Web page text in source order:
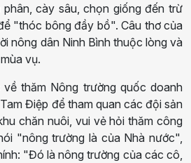
cày sâu, chọn giống đến trừ
"thóc bông đầy bồ". Câu thơ của
nông dân Ninh Bình thuộc lòng và
vụ.
thăm Nông trường quốc doanh
Điệp để tham quan các đội sản
chăn nuôi, vui vẻ hỏi thăm công
"nông trường là của Nhà nước",
"Đó là nông trường của các cô,